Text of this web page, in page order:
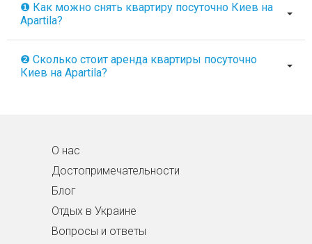
❶ Как можно снять квартиру посуточно Киев на
Apartila?
❷ Сколько стоит аренда квартиры посуточно
Киев на Apartila?
О нас
Достопримечательности
Блог
Отдых в Украине
Вопросы и ответы